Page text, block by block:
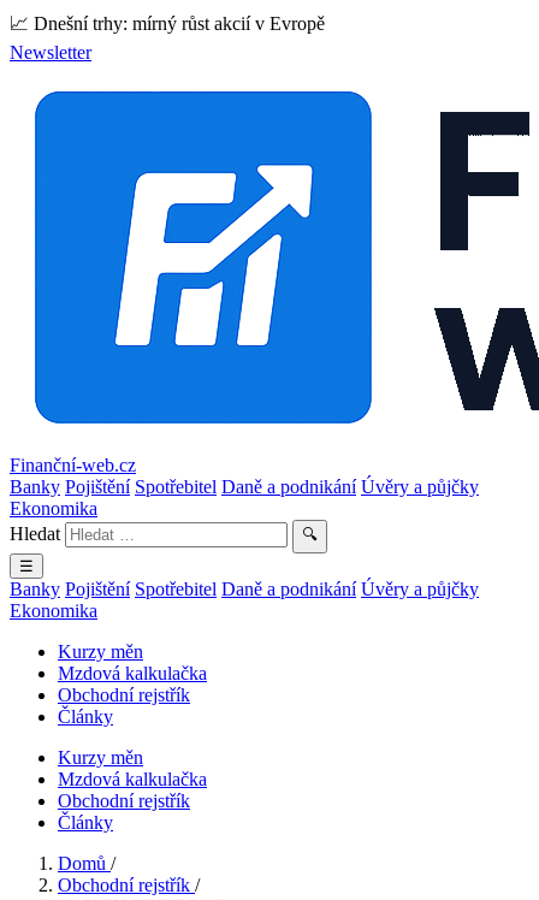
📈 Dnešní trhy: mírný růst akcií v Evropě
Newsletter
Finanční-web.cz
Banky Pojištění Spotřebitel Daně a podnikání Úvěry a půjčky
Ekonomika
Hledat
🔍
☰
Banky Pojištění Spotřebitel Daně a podnikání Úvěry a půjčky
Ekonomika
Kurzy měn
Mzdová kalkulačka
Obchodní rejstřík
Články
Kurzy měn
Mzdová kalkulačka
Obchodní rejstřík
Články
Domů /
Obchodní rejstřík /